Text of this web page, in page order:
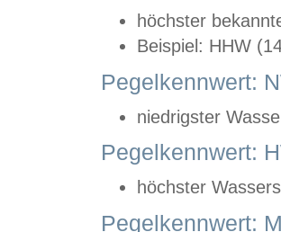
höchster
Beispiel: HHW
Pegelkennwert:
niedrigster
Pegelkennwert:
höchster
Pegelkennwert: